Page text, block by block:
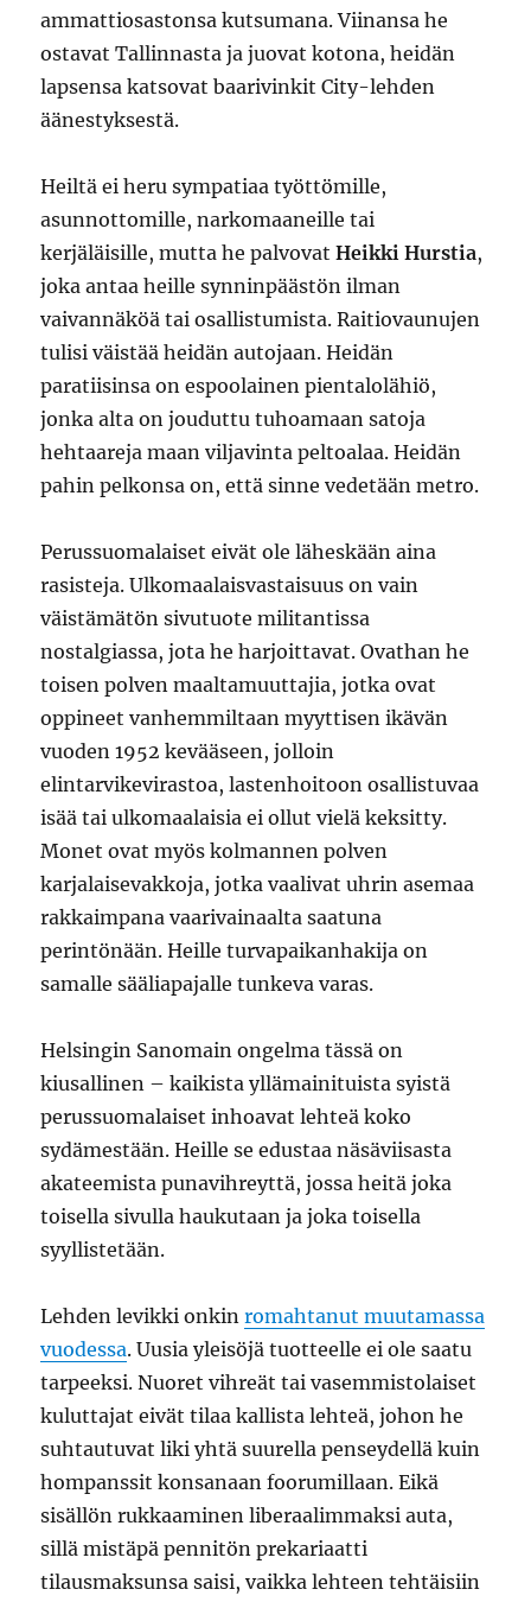
ammattiosastonsa kutsumana. Viinansa he
ostavat Tallinnasta ja juovat kotona, heidän
lapsensa katsovat baarivinkit City-lehden
äänestyksestä.
Heiltä ei heru sympatiaa työttömille,
asunnottomille, narkomaaneille tai
kerjäläisille, mutta he palvovatHeikki Hurstia,
joka antaa heille synninpäästön ilman
vaivannäköä tai osallistumista. Raitiovaunujen
tulisi väistää heidän autojaan. Heidän
paratiisinsa on espoolainen pientalolähiö,
jonka alta on jouduttu tuhoamaan satoja
hehtaareja maan viljavinta peltoalaa. Heidän
pahin pelkonsa on, että sinne vedetään metro.
Perussuomalaiset eivät ole läheskään aina
rasisteja. Ulkomaalaisvastaisuus on vain
väistämätön sivutuote militantissa
nostalgiassa, jota he harjoittavat. Ovathan he
toisen polven maaltamuuttajia, jotka ovat
oppineet vanhemmiltaan myyttisen ikävän
vuoden 1952 kevääseen, jolloin
elintarvikevirastoa, lastenhoitoon osallistuvaa
isää tai ulkomaalaisia ei ollut vielä keksitty.
Monet ovat myös kolmannen polven
karjalaisevakkoja, jotka vaalivat uhrin asemaa
rakkaimpana vaarivainaalta saatuna
perintönään. Heille turvapaikanhakija on
samalle sääliapajalle tunkeva varas.
Helsingin Sanomain ongelma tässä on
kiusallinen – kaikista yllämainituista syistä
perussuomalaiset inhoavat lehteä koko
sydämestään. Heille se edustaa näsäviisasta
akateemista punavihreyttä, jossa heitä joka
toisella sivulla haukutaan ja joka toisella
syyllistetään.
Lehden levikki onkinromahtanut muutamassa
vuodessa. Uusia yleisöjä tuotteelle ei ole saatu
tarpeeksi. Nuoret vihreät tai vasemmistolaiset
kuluttajat eivät tilaa kallista lehteä, johon he
suhtautuvat liki yhtä suurella penseydellä kuin
hompanssit konsanaan foorumillaan. Eikä
sisällön rukkaaminen liberaalimmaksi auta,
sillä mistäpä pennitön prekariaatti
tilausmaksunsa saisi, vaikka lehteen tehtäisiin